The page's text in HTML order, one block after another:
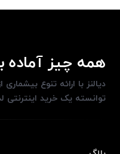
همه چیز آماده
دیالنز با ارائه تنوع
توانسته یک خرید اینترنتی